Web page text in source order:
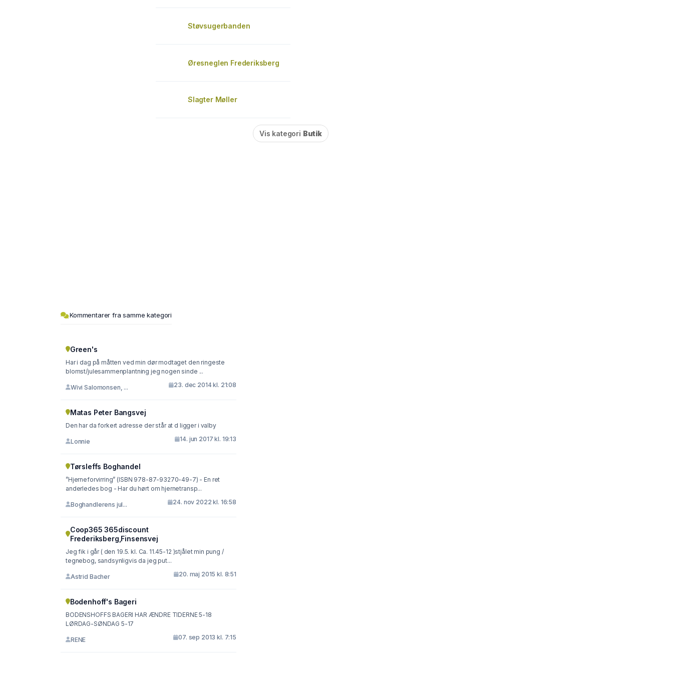
Støvsugerbanden
Øresneglen Frederiksberg
Slagter Møller
Vis kategori Butik
Kommentarer fra samme kategori
Green's
Har i dag på måtten ved min dør modtaget den ringeste
blomst/julesammenplantning jeg nogen sinde ...
Wivi Salomonsen, ... 23. dec 2014 kl. 21:08
Matas Peter Bangsvej
Den har da forkert adresse der står at d ligger i valby
Lonnie 14. jun 2017 kl. 19:13
Tørsleffs Boghandel
”Hjerneforvirring” (ISBN 978-87-93270-49-7) - En ret
anderledes bog - Har du hørt om hjernetransp...
Boghandlerens jul... 24. nov 2022 kl. 16:58
Coop365 365discount
Frederiksberg,Finsensvej
Jeg fik i går ( den 19.5. kl. Ca. 11.45-12 )stjålet min pung /
tegnebog, sandsynligvis da jeg put...
Astrid Bacher 20. maj 2015 kl. 8:51
Bodenhoff's Bageri
BODENSHOFFS BAGERI HAR ÆNDRE TIDERNE 5-18
LØRDAG-SØNDAG 5-17
RENE 07. sep 2013 kl. 7:15